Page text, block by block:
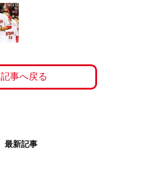
記事へ戻る
最新記事